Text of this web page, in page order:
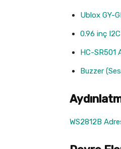
Ublox GY-
0.96 inç
HC-SR501
Buzzer
WS2812B